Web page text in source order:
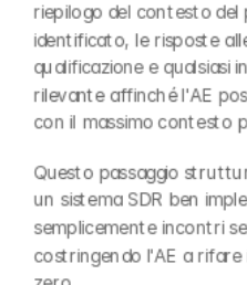
riepilogo del contesto
identificato, le risposte
qualificazione e qualsiasi
rilevante affinché l'AE
con il massimo contesto
Questo passaggio
un sistema SDR ben
semplicemente incontri
costringendo l'AE a